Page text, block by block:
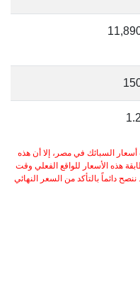
أسعار السبائك في مصر، إلا أن هذه
هذه الأسعار للواقع الفعلي وقت
دائماً بالتأكد من السعر النهائي